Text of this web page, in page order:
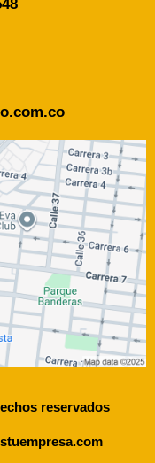
reservados